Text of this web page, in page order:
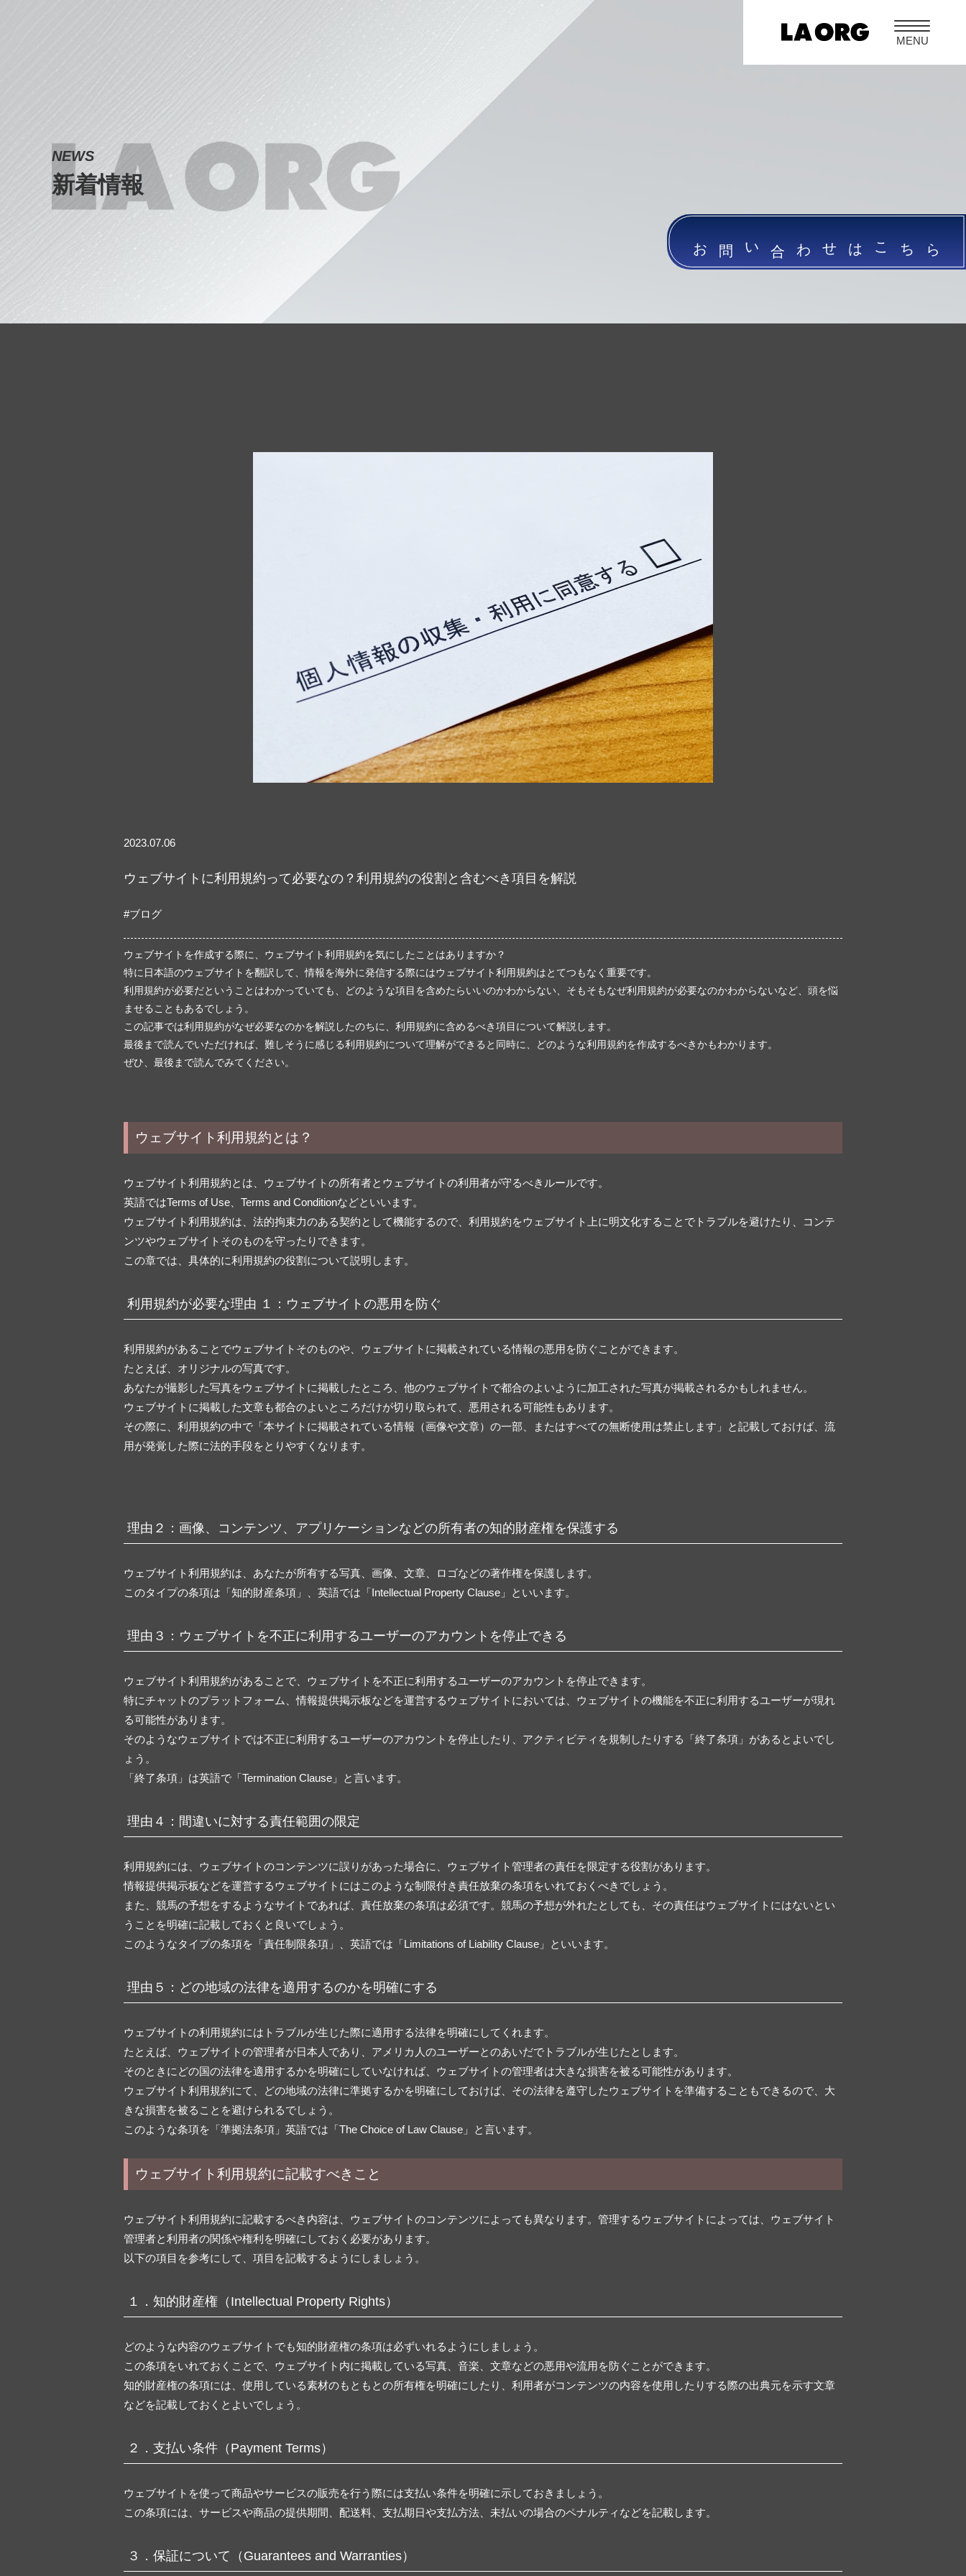
お問い合わせはこちら
NEWS
新着情報
2023.07.06
ウェブサイトに利用規約って必要なの？利用規約の役割と含むべき項目を解説
#ブログ
ウェブサイトを作成する際に、ウェブサイト利用規約を気にしたことはありますか？
特に日本語のウェブサイトを翻訳して、情報を海外に発信する際にはウェブサイト利用規約はとてつもなく重要です。
利用規約が必要だということはわかっていても、どのような項目を含めたらいいのかわからない、そもそもなぜ利用規約が必要なのかわからないなど、頭を悩
ませることもあるでしょう。
この記事では利用規約がなぜ必要なのかを解説したのちに、利用規約に含めるべき項目について解説します。
最後まで読んでいただければ、難しそうに感じる利用規約について理解ができると同時に、どのような利用規約を作成するべきかもわかります。
ぜひ、最後まで読んでみてください。
ウェブサイト利用規約とは？
ウェブサイト利用規約とは、ウェブサイトの所有者とウェブサイトの利用者が守るべきルールです。
英語ではTerms of Use、Terms and Conditionなどといいます。
ウェブサイト利用規約は、法的拘束力のある契約として機能するので、利用規約をウェブサイト上に明文化することでトラブルを避けたり、コンテ
ンツやウェブサイトそのものを守ったりできます。
この章では、具体的に利用規約の役割について説明します。
利用規約が必要な理由 １：ウェブサイトの悪用を防ぐ
利用規約があることでウェブサイトそのものや、ウェブサイトに掲載されている情報の悪用を防ぐことができます。
たとえば、オリジナルの写真です。
あなたが撮影した写真をウェブサイトに掲載したところ、他のウェブサイトで都合のよいように加工された写真が掲載されるかもしれません。
ウェブサイトに掲載した文章も都合のよいところだけが切り取られて、悪用される可能性もあります。
その際に、利用規約の中で「本サイトに掲載されている情報（画像や文章）の一部、またはすべての無断使用は禁止します」と記載しておけば、流
用が発覚した際に法的手段をとりやすくなります。
理由２：画像、コンテンツ、アプリケーションなどの所有者の知的財産権を保護する
ウェブサイト利用規約は、あなたが所有する写真、画像、文章、ロゴなどの著作権を保護します。
このタイプの条項は「知的財産条項」、英語では「Intellectual Property Clause」といいます。
理由３：ウェブサイトを不正に利用するユーザーのアカウントを停止できる
ウェブサイト利用規約があることで、ウェブサイトを不正に利用するユーザーのアカウントを停止できます。
特にチャットのプラットフォーム、情報提供掲示板などを運営するウェブサイトにおいては、ウェブサイトの機能を不正に利用するユーザーが現れ
る可能性があります。
そのようなウェブサイトでは不正に利用するユーザーのアカウントを停止したり、アクティビティを規制したりする「終了条項」があるとよいでし
ょう。
「終了条項」は英語で「Termination Clause」と言います。
理由４：間違いに対する責任範囲の限定
利用規約には、ウェブサイトのコンテンツに誤りがあった場合に、ウェブサイト管理者の責任を限定する役割があります。
情報提供掲示板などを運営するウェブサイトにはこのような制限付き責任放棄の条項をいれておくべきでしょう。
また、競馬の予想をするようなサイトであれば、責任放棄の条項は必須です。競馬の予想が外れたとしても、その責任はウェブサイトにはないとい
うことを明確に記載しておくと良いでしょう。
このようなタイプの条項を「責任制限条項」、英語では「Limitations of Liability Clause」といいます。
理由５：どの地域の法律を適用するのかを明確にする
ウェブサイトの利用規約にはトラブルが生じた際に適用する法律を明確にしてくれます。
たとえば、ウェブサイトの管理者が日本人であり、アメリカ人のユーザーとのあいだでトラブルが生じたとします。
そのときにどの国の法律を適用するかを明確にしていなければ、ウェブサイトの管理者は大きな損害を被る可能性があります。
ウェブサイト利用規約にて、どの地域の法律に準拠するかを明確にしておけば、その法律を遵守したウェブサイトを準備することもできるので、大
きな損害を被ることを避けられるでしょう。
このような条項を「準拠法条項」英語では「The Choice of Law Clause」と言います。
ウェブサイト利用規約に記載すべきこと
ウェブサイト利用規約に記載するべき内容は、ウェブサイトのコンテンツによっても異なります。管理するウェブサイトによっては、ウェブサイト
管理者と利用者の関係や権利を明確にしておく必要があります。
以下の項目を参考にして、項目を記載するようにしましょう。
１．知的財産権（Intellectual Property Rights）
どのような内容のウェブサイトでも知的財産権の条項は必ずいれるようにしましょう。
この条項をいれておくことで、ウェブサイト内に掲載している写真、音楽、文章などの悪用や流用を防ぐことができます。
知的財産権の条項には、使用している素材のもともとの所有権を明確にしたり、利用者がコンテンツの内容を使用したりする際の出典元を示す文章
などを記載しておくとよいでしょう。
２．支払い条件（Payment Terms）
ウェブサイトを使って商品やサービスの販売を行う際には支払い条件を明確に示しておきましょう。
この条項には、サービスや商品の提供期間、配送料、支払期日や支払方法、未払いの場合のペナルティなどを記載します。
３．保証について（Guarantees and Warranties）